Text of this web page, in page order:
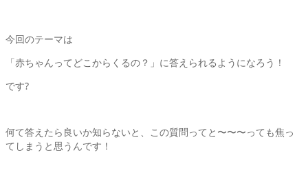
今回のテーマは
「赤ちゃんってどこからくるの？」に答えられるようになろう！
です?
何て答えたら良いか知らないと、この質問ってと〜〜〜っても焦っ
てしまうと思うんです！